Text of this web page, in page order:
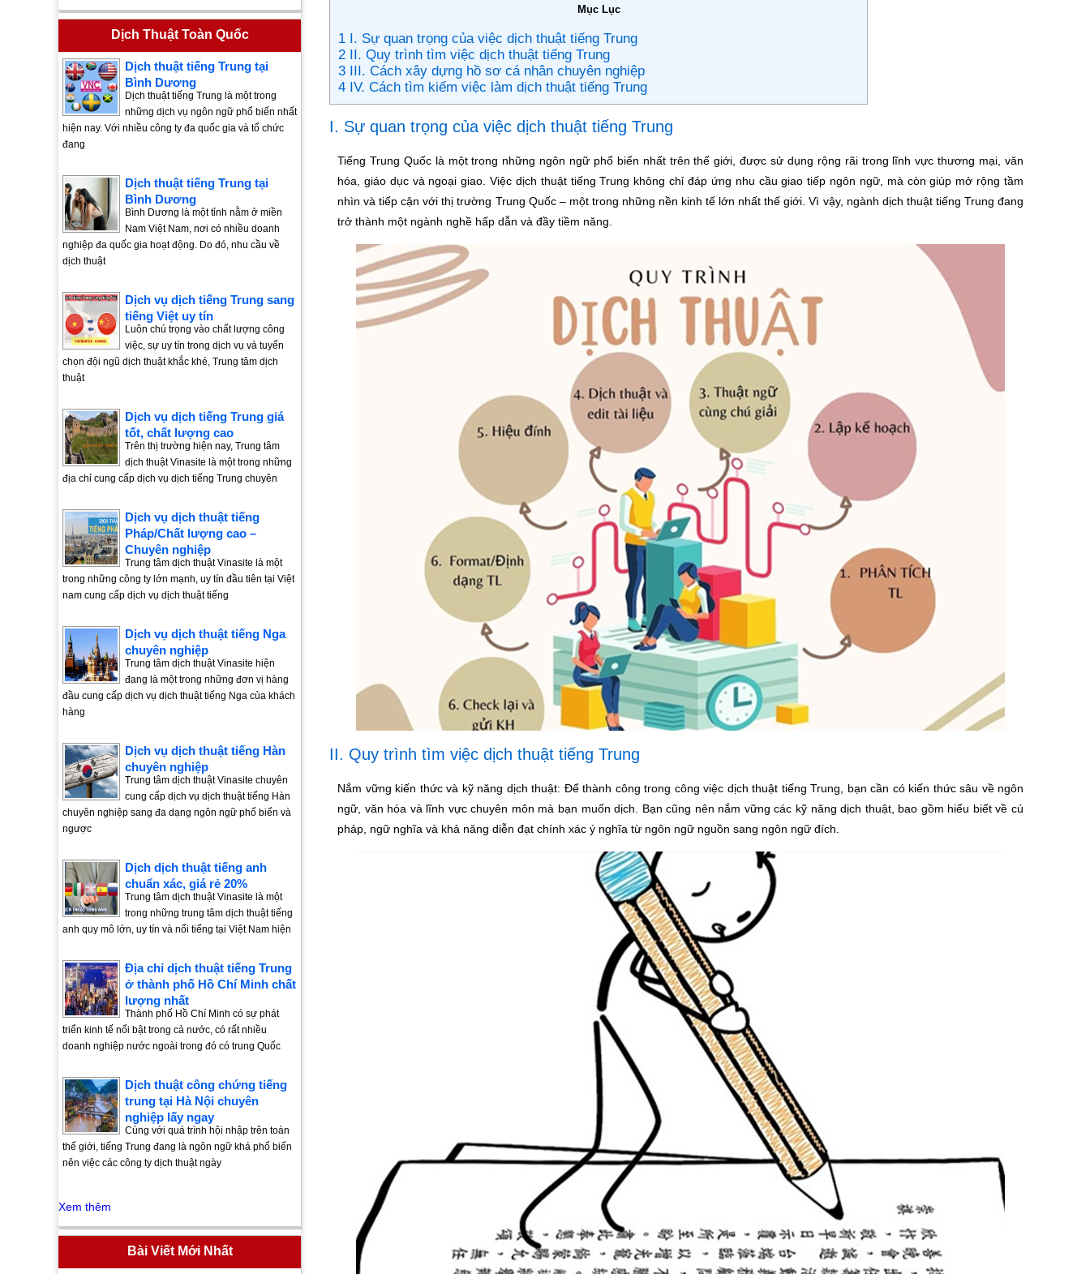
Mục Lục
1 I. Sự quan trọng của việc dịch thuật tiếng Trung
2 II. Quy trình tìm việc dịch thuật tiếng Trung
3 III. Cách xây dựng hồ sơ cá nhân chuyên nghiệp
4 IV. Cách tìm kiếm việc làm dịch thuật tiếng Trung
I. Sự quan trọng của việc dịch thuật tiếng Trung
Tiếng Trung Quốc là một trong những ngôn ngữ phổ biến nhất trên thế giới, được sử dụng rộng rãi trong lĩnh vực thương mại, văn
hóa, giáo dục và ngoại giao. Việc dịch thuật tiếng Trung không chỉ đáp ứng nhu cầu giao tiếp ngôn ngữ, mà còn giúp mở rộng tầm
nhìn và tiếp cận với thị trường Trung Quốc – một trong những nền kinh tế lớn nhất thế giới. Vì vậy, ngành dịch thuật tiếng Trung đang
trở thành một ngành nghề hấp dẫn và đầy tiềm năng.
II. Quy trình tìm việc dịch thuật tiếng Trung
Nắm vững kiến thức và kỹ năng dịch thuật: Để thành công trong công việc dịch thuật tiếng Trung, bạn cần có kiến thức sâu về ngôn
ngữ, văn hóa và lĩnh vực chuyên môn mà bạn muốn dịch. Bạn cũng nên nắm vững các kỹ năng dịch thuật, bao gồm hiểu biết về cú
pháp, ngữ nghĩa và khả năng diễn đạt chính xác ý nghĩa từ ngôn ngữ nguồn sang ngôn ngữ đích.
Dịch Thuật Toàn Quốc
Dịch thuật tiếng Trung tại
Bình Dương
Dịch thuật tiếng Trung là một trong
những dịch vụ ngôn ngữ phổ biến nhất
hiện nay. Với nhiều công ty đa quốc gia và tổ chức
đang
Dịch thuật tiếng Trung tại
Bình Dương
Bình Dương là một tỉnh nằm ở miền
Nam Việt Nam, nơi có nhiều doanh
nghiệp đa quốc gia hoạt động. Do đó, nhu cầu về
dịch thuật
Dịch vụ dịch tiếng Trung sang
tiếng Việt uy tín
Luôn chú trọng vào chất lượng công
việc, sự uy tín trong dịch vụ và tuyển
chọn đội ngũ dịch thuật khắc khé, Trung tâm dịch
thuật
Dịch vụ dịch tiếng Trung giá
tốt, chất lượng cao
Trên thị trường hiện nay, Trung tâm
dịch thuật Vinasite là một trong những
địa chỉ cung cấp dịch vụ dịch tiếng Trung chuyên
Dịch vụ dịch thuật tiếng
Pháp/Chất lượng cao –
Chuyên nghiệp
Trung tâm dịch thuật Vinasite là một
trong những công ty lớn mạnh, uy tín đầu tiên tại Việt
nam cung cấp dịch vụ dịch thuật tiếng
Dịch vụ dịch thuật tiếng Nga
chuyên nghiệp
Trung tâm dịch thuật Vinasite hiện
đang là một trong những đơn vị hàng
đầu cung cấp dịch vụ dịch thuật tiếng Nga của khách
hàng
Dịch vụ dịch thuật tiếng Hàn
chuyên nghiệp
Trung tâm dịch thuật Vinasite chuyên
cung cấp dịch vụ dịch thuật tiếng Hàn
chuyên nghiệp sang đa dạng ngôn ngữ phổ biến và
ngược
Dịch dịch thuật tiếng anh
chuẩn xác, giá rẻ 20%
Trung tâm dịch thuật Vinasite là một
trong những trung tâm dịch thuật tiếng
anh quy mô lớn, uy tín và nổi tiếng tại Việt Nam hiện
Địa chỉ dịch thuật tiếng Trung
ở thành phố Hồ Chí Minh chất
lượng nhất
Thành phố Hồ Chí Minh có sự phát
triển kinh tế nổi bật trong cả nước, có rất nhiều
doanh nghiệp nước ngoài trong đó có trung Quốc
Dịch thuật công chứng tiếng
trung tại Hà Nội chuyên
nghiệp lấy ngay
Cùng với quá trình hội nhập trên toàn
thế giới, tiếng Trung đang là ngôn ngữ khá phổ biến
nên việc các công ty dịch thuật ngày
Xem thêm
Bài Viết Mới Nhất